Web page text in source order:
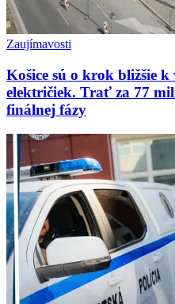
Zaujímavosti
Košice sú o krok bližšie
električiek. Trať za 77
finálnej fázy